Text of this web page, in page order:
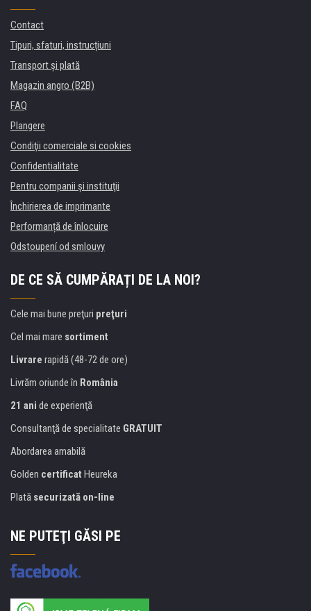
Contact
Tipuri, sfaturi, instrucțiuni
Transport şi plată
Magazin angro (B2B)
FAQ
Plangere
Condiţii comerciale si cookies
Confidentialitate
Pentru companii și instituţii
Închirierea de imprimante
Performanță de înlocuire
Odstoupení od smlouvy
DE CE SĂ CUMPĂRAȚI DE LA NOI?
Cele mai bune preţuri preţuri
Cel mai mare sortiment
Livrare rapidă (48-72 de ore)
Livrăm oriunde în România
21 ani de experienţă
Consultanţă de specialitate GRATUIT
Abordarea amabilă
Golden certificat Heureka
Plată securizată on-line
NE PUTEŢI GĂSI PE